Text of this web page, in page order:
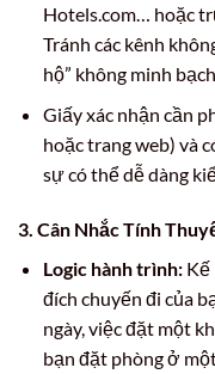
Hotels.com… hoặc
Tránh các kênh
hộ” không minh bạch.
Giấy xác nhận cần
hoặc trang web) và
sự có thể dễ dàng
3. Cân Nhắc Tính
Logic hành trình:Kế
đích chuyến đi của
ngày, việc đặt một
bạn đặt phòng ở